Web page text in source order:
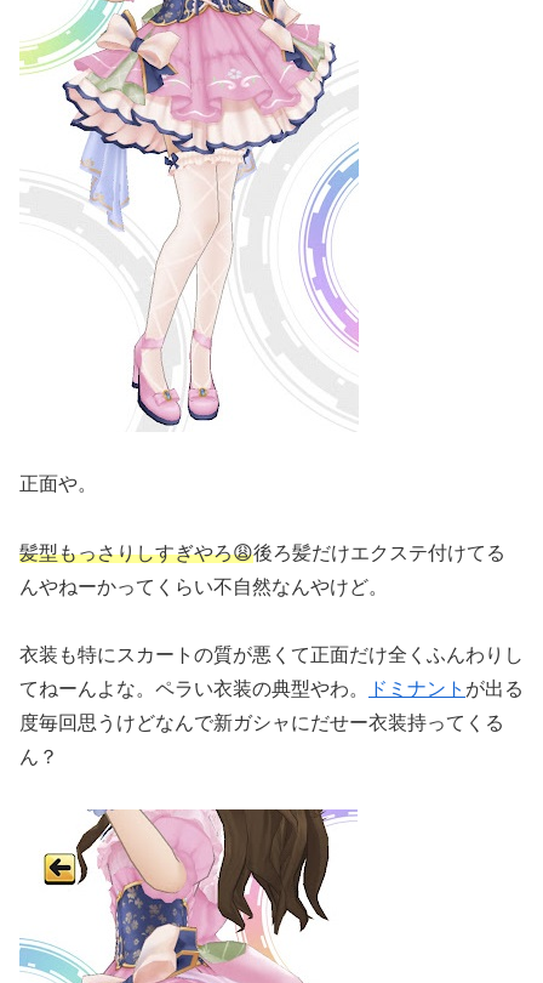
正面や。
髪型もっさりしすぎやろ😩後ろ髪だけエクステ付けてる
んやねーかってくらい不自然なんやけど。
衣装も特にスカートの質が悪くて正面だけ全くふんわりし
てねーんよな。ペラい衣装の典型やわ。
ドミナント が出る
度毎回思うけどなんで新ガシャにだせー衣装持ってくる
ん？